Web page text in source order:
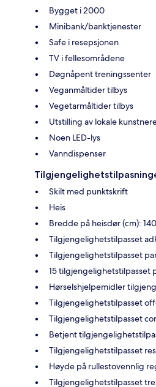
Bygget i 2000
Minibank/banktjenester
Safe i resepsjonen
TV i fellesområdene
Døgnåpent treningssenter
Veganmåltider tilbys
Vegetarmåltider tilbys
Utstilling av lokale
Noen LED-lys
Vanndispenser
Skilt med punktskrift
Heis
Bredde på heisdør (cm): 140
Tilgjengelighetstilpasset
Tilgjengelighetstilpasset
15 tilgjengelighetstilpasset
Hørselshjelpemidler
Tilgjengelighetstilpasset
Tilgjengelighetstilpasset
Betjent
Tilgjengelighetstilpasset
Høyde på rullestovennlig
Tilgjengelighetstilpasset